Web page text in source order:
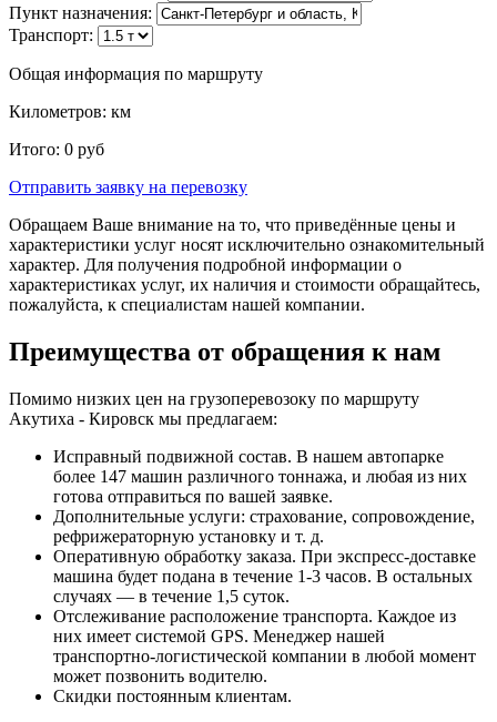
Пункт назначения:
Транспорт:
Общая информация по маршруту
Километров: км
Итого: 0 руб
Отправить заявку на перевозку
Обращаем Ваше внимание на то, что приведённые цены и
характеристики услуг носят исключительно ознакомительный
характер. Для получения подробной информации о
характеристиках услуг, их наличия и стоимости обращайтесь,
пожалуйста, к специалистам нашей компании.
Преимущества от обращения к нам
Помимо низких цен на грузоперевозоку по маршруту
Акутиха - Кировск мы предлагаем:
Исправный подвижной состав. В нашем автопарке
более 147 машин различного тоннажа, и любая из них
готова отправиться по вашей заявке.
Дополнительные услуги: страхование, сопровождение,
рефрижераторную установку и т. д.
Оперативную обработку заказа. При экспресс-доставке
машина будет подана в течение 1-3 часов. В остальных
случаях — в течение 1,5 суток.
Отслеживание расположение транспорта. Каждое из
них имеет системой GPS. Менеджер нашей
транспортно-логистической компании в любой момент
может позвонить водителю.
Скидки постоянным клиентам.